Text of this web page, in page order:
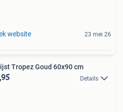
website 23 mei 26
Tropez Goud 60x90 cm
Details